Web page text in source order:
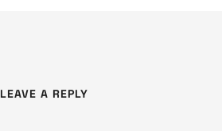
LEAVE A REPLY